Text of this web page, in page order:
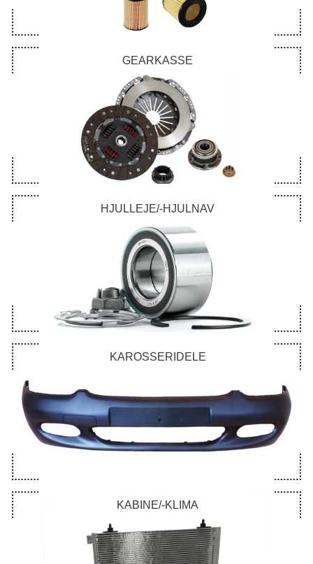
GEARKASSE
HJULLEJE/-HJULNAV
KAROSSERIDELE
KABINE/-KLIMA